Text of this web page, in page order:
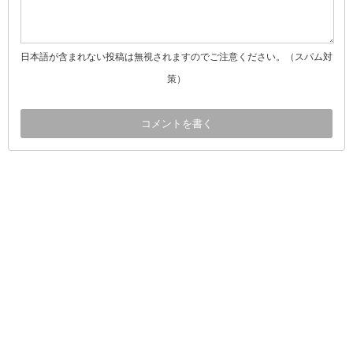
日本語が含まれない投稿は無視されますのでご注意ください。（スパム対
策）